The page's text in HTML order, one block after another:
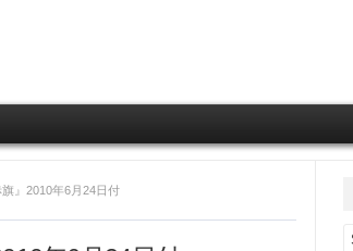
』2010年6月24日付